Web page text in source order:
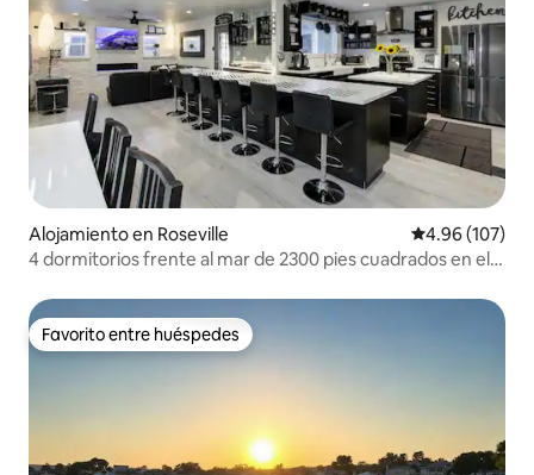
Alojamiento en Roseville Calificación
4.96 (107)
4 dormitorios frente al mar de 2300 pies cuadrados en el
Favorito entre huéspedes
Favorito entre huéspedes